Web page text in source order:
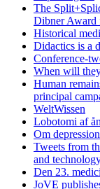
The
Dibner Award
Historical
Didactics is a
Conference-
When will
Human
principal
WeltWissen
Lobotomi af
Om depression
Tweets from
and
Den 23.
JoVE